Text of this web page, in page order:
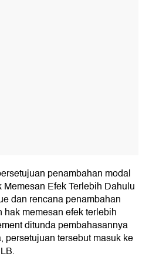
penambahan modal
Efek Terlebih Dahulu
dan rencana penambahan
memesan efek terlebih
ditunda pembahasannya
persetujuan tersebut masuk ke